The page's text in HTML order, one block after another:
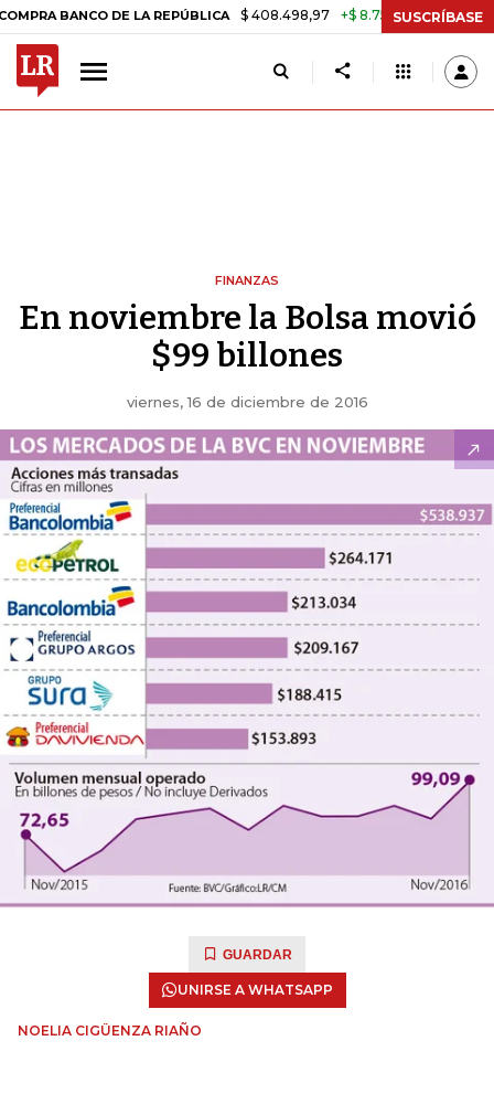
BANCO DE LA REPÚBLICA $ 408.498,97 +$ 8.753,81 +2,19% TASA
SUSCRÍBASE
FINANZAS
En noviembre la Bolsa movió
$99 billones
viernes, 16 de diciembre de 2016
GUARDAR
UNIRSE A WHATSAPP
NOELIA CIGÜENZA RIAÑO